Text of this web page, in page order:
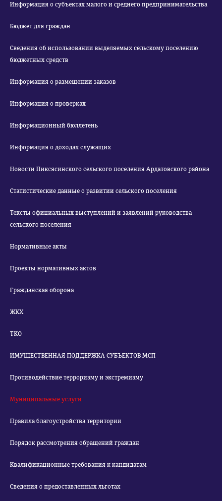
Информация о субъектах малого и среднего предпринимательства
Бюджет для граждан
Сведения об использовании выделяемых сельскому поселению
бюджетных средств
Информация о размещении заказов
Информация о проверках
Информационный бюллетень
Информация о доходах служащих
Новости Пиксясинского сельского поселения Ардатовского района
Статистические данные о развитии сельского поселения
Тексты официальных выступлений и заявлений руководства
сельского поселения
Нормативные акты
Проекты нормативных актов
Гражданская оборона
ЖКХ
ТКО
ИМУЩЕСТВЕННАЯ ПОДДЕРЖКА СУБЪЕКТОВ МСП
Противодействие терроризму и экстремизму
Муниципальные услуги
Правила благоустройства территории
Порядок рассмотрения обращений граждан
Квалификационные требования к кандидатам
Сведения о предоставленных льготах